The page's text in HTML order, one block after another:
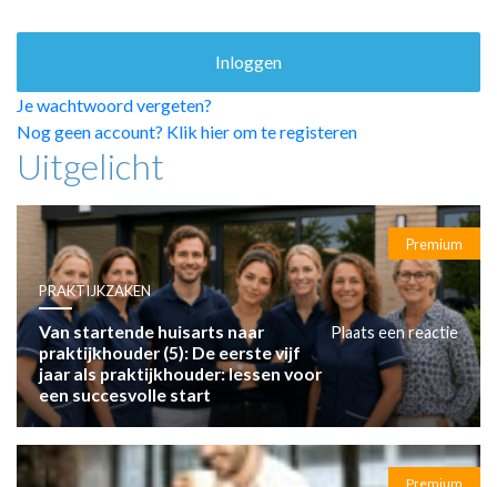
PRAKTIJKZAKEN
TARIEVEN
VPHUISARTSEN
MEDISCHE VAKHANDEL
INLOGGEN
REGISTRATIE
Je wachtwoord vergeten?
Nog geen account? Klik hier om te registeren
Uitgelicht
Premium
PRAKTIJKZAKEN
Van startende huisarts naar
praktijkhouder (5): De eerste vijf
jaar als praktijkhouder: lessen voor
een succesvolle start
Plaats een reactie
Premium